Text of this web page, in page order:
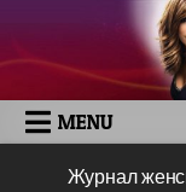
MENU
Журнал